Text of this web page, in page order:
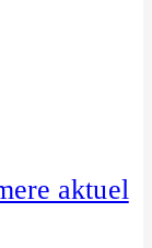
aktuel